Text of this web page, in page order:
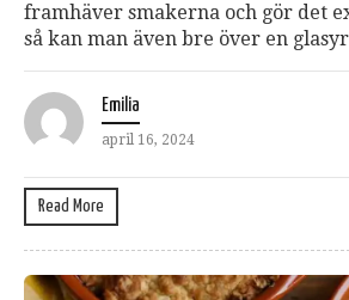
framhäver smakerna och gör det
så kan man även bre över en
Emilia
april 16, 2024
Read More